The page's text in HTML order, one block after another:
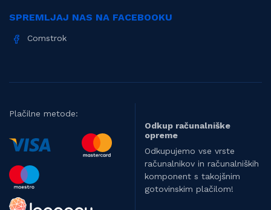
SPREMLJAJ NAS NA FACEBOOKU
Comstrok
Plačilne metode:
Odkup računalniške
opreme
Odkupujemo vse vrste
računalnikov in računalniških
komponent s takojšnim
gotovinskim plačilom!